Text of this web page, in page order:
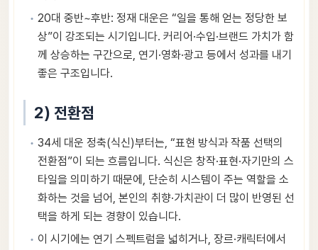
20대 중반~후반: 정재 대운은 “일을 통해 얻는 정당한 보
상”이 강조되는 시기입니다. 커리어·수입·브랜드 가치가 함
께 상승하는 구간으로, 연기·영화·광고 등에서 성과를 내기
좋은 구조입니다.
2) 전환점
34세 대운 정축(식신)부터는, “표현 방식과 작품 선택의
전환점”이 되는 흐름입니다. 식신은 창작·표현·자기만의 스
타일을 의미하기 때문에, 단순히 시스템이 주는 역할을 소
화하는 것을 넘어, 본인의 취향·가치관이 더 많이 반영된 선
택을 하게 되는 경향이 있습니다.
이 시기에는 연기 스펙트럼을 넓히거나, 장르·캐릭터에서